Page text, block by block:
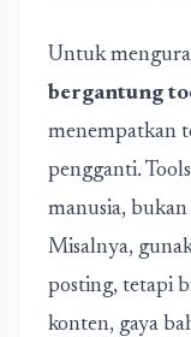
Untuk
bergantung
menempatkan
pengganti.
manusia,
Misalnya,
posting, tetapi
konten, gaya